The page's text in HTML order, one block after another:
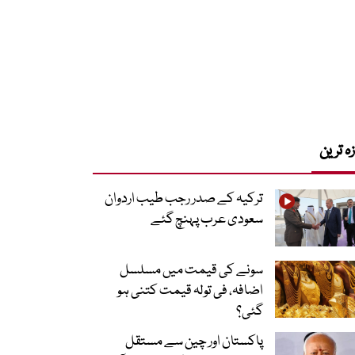
ترین
ترکیہ کے صدر رجب طیب اردوان
سعودی عرب پہنچ گئے
سونے کی قیمت میں مسلسل
اضافہ، فی تولہ قیمت کتنی ہو
گئی؟
پاکستان اور چین سے مستقل